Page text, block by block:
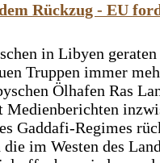
Rückzug - EU
in Libyen geraten
Truppen immer
Ölhafen Ras
Medienberichten
Gaddafi-Regimes
im Westen des